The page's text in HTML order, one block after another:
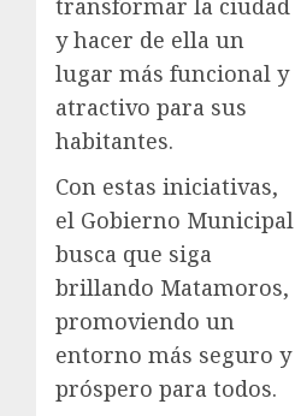
transformar la ciudad
y hacer de ella un
lugar más funcional y
atractivo para sus
habitantes.
Con estas iniciativas,
el Gobierno Municipal
busca que siga
brillando Matamoros,
promoviendo un
entorno más seguro y
próspero para todos.